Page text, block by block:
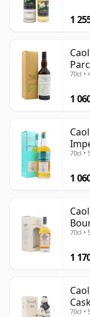
1
70cl •
1
70cl •
1
70cl •
1
70cl •